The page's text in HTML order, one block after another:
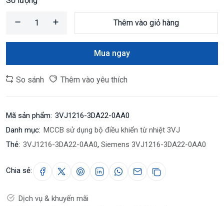
Thêm vào giỏ hàng
Mua ngay
So sánh Thêm vào yêu thích
Mã sản phẩm: 3VJ1216-3DA22-0AA0
Danh mục: MCCB sử dụng bộ điều khiển từ nhiệt 3VJ
Thẻ: 3VJ1216-3DA22-0AA0, Siemens 3VJ1216-3DA22-0AA0
Chia sẻ:
Dịch vụ & khuyến mãi